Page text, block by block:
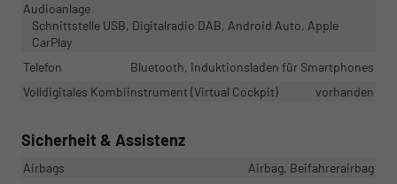
Audioanlage
Schnittstelle USB, Digitalradio DAB, Android Auto, Apple
CarPlay
Telefon
Bluetooth, Induktionsladen für Smartphones
Volldigitales Kombiinstrument (Virtual Cockpit)
vorhanden
Sicherheit & Assistenz
Airbags
Airbag, Beifahrerairbag